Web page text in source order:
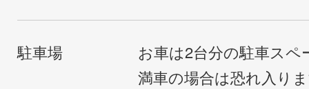
駐車場
お車は2台分の駐車ス
満車の場合は恐れ入り